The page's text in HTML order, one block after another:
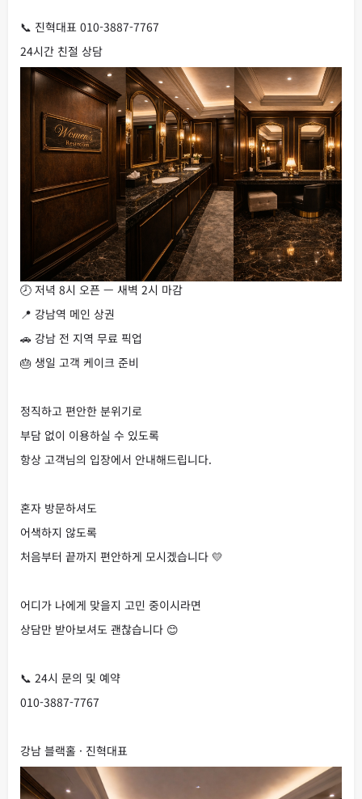
📞 진혁대표 010-3887-7767
24시간 친절 상담
🕗 저녁 8시 오픈 — 새벽 2시 마감
📍 강남역 메인 상권
🚗 강남 전 지역 무료 픽업
🎂 생일 고객 케이크 준비
정직하고 편안한 분위기로
부담 없이 이용하실 수 있도록
항상 고객님의 입장에서 안내해드립니다.
혼자 방문하셔도
어색하지 않도록
처음부터 끝까지 편안하게 모시겠습니다 💛
어디가 나에게 맞을지 고민 중이시라면
상담만 받아보셔도 괜찮습니다 😊
📞 24시 문의 및 예약
010-3887-7767
강남 블랙홀 · 진혁대표